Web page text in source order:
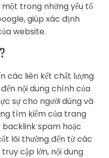
trong những yếu tố
giúp xác định
website.
các liên kết chất lượng
nội dung chính của
sự cho người dùng và
tìm kiếm của trang
backlink spam hoặc
lõi thường đến từ các
cập lớn, nội dung